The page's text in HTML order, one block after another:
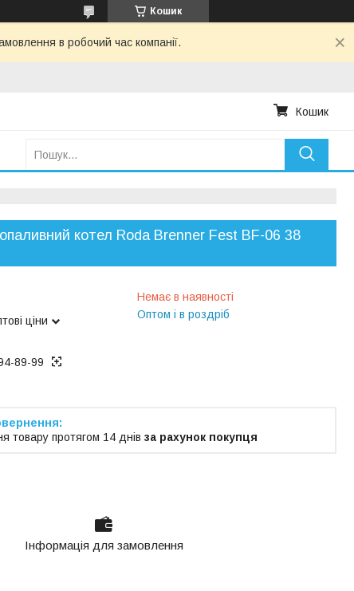
Кошик
в робочий час компанії.
Кошик
котел Roda Brenner Fest BF-06 38
ціни
Немає в наявності
Оптом і в роздріб
89-99
товару протягом 14 днів за рахунок покупця
Інформація для замовлення